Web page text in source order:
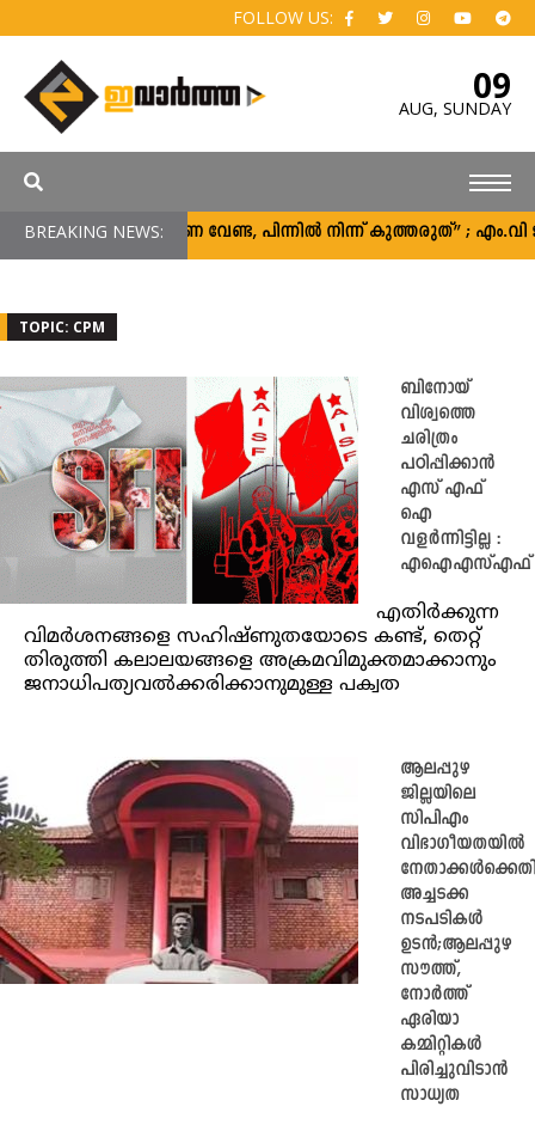
FOLLOW US:
09
AUG, SUNDAY
BREAKING NEWS:
“പിന്തുണ വേണ്ട, പിന്നിൽ നിന്ന് കുത്തരുത്” ; എം.വി
TOPIC: CPM
ബിനോയ്‌
വിശ്വത്തെ
ചരിത്രം
പഠിപ്പിക്കാൻ
എസ് എഫ്
ഐ
വളർന്നിട്ടില്ല :
എഐഎസ്എഫ്
എതിർക്കുന്ന
വിമർശനങ്ങളെ സഹിഷ്ണുതയോടെ കണ്ട്, തെറ്റ്
തിരുത്തി കലാലയങ്ങളെ അക്രമവിമുക്തമാക്കാനും
ജനാധിപത്യവൽക്കരിക്കാനുമുള്ള പക്വത
ആലപ്പുഴ
ജില്ലയിലെ
സിപിഎം
വിഭാഗീയതയിൽ
അച്ചടക്ക
നടപടികൾ
ഉടൻ;ആലപ്പുഴ
സൗത്ത്,
നോർത്ത്
ഏരിയാ
കമ്മിറ്റികൾ
പിരിച്ചുവിടാൻ
സാധ്യത